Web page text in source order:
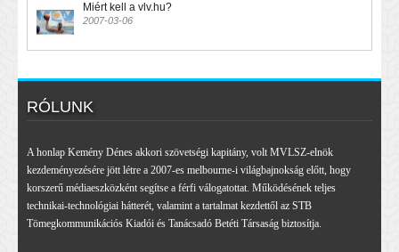
Miért kell a vlv.hu?
2007-03-06
RÓLUNK
A honlap Kemény Dénes akkori szövetségi kapitány, volt MVLSZ-elnök
kezdeményezésére jött létre a 2007-es melbourne-i világbajnokság előtt, hogy
korszerű médiaeszközként segítse a férfi válogatottat. Működésének teljes
technikai-technológiai hátterét, valamint a tartalmat kezdettől az STB
Tömegkommunikációs Kiadói és Tanácsadó Betéti Társaság biztosítja.